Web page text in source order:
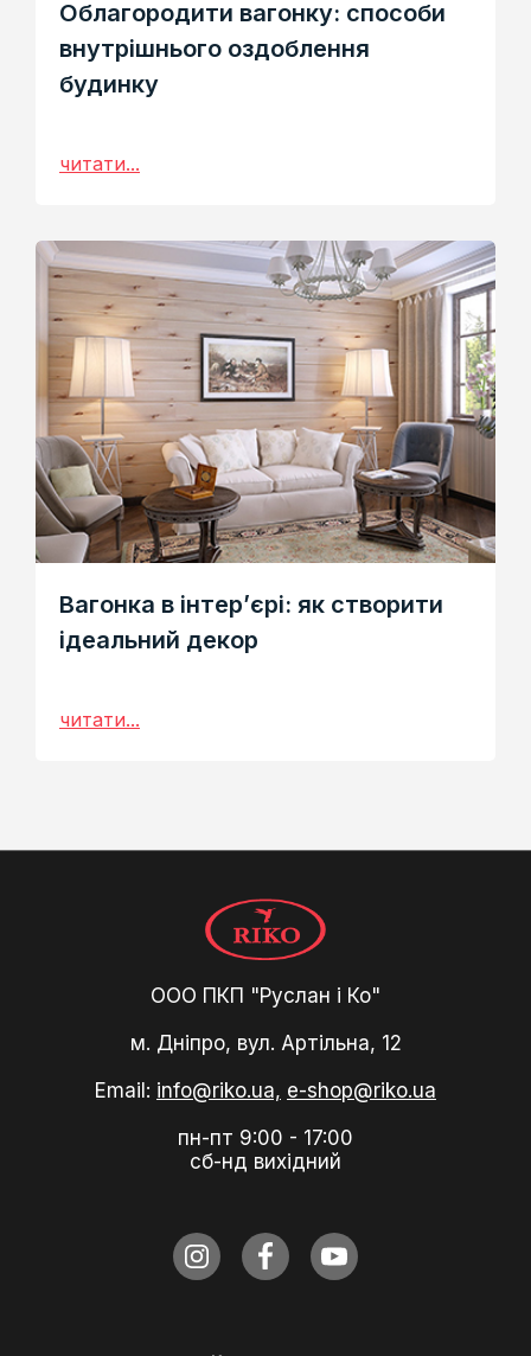
Облагородити вагонку: способи
внутрішнього оздоблення
будинку
читати...
Вагонка в інтер’єрі: як створити
ідеальний декор
читати...
ООО ПКП "Руслан і Ко"
м. Дніпро, вул. Артільна, 12
Email: info@riko.ua, e-shop@riko.ua
пн-пт 9:00 - 17:00
сб-нд вихідний